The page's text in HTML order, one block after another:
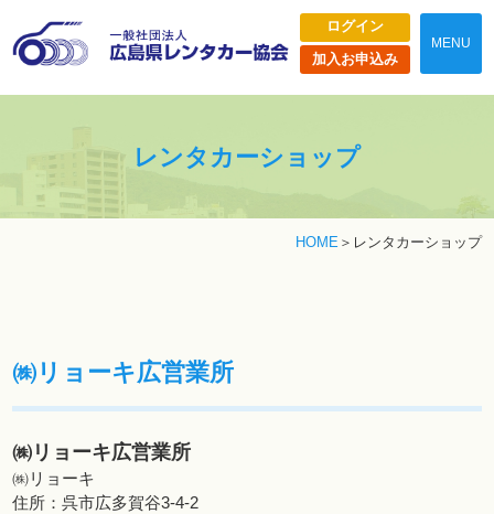
ログイン
加入お申込み
MENU
レンタカーショップ
HOME レンタカーショップ
㈱リョーキ広営業所
㈱リョーキ広営業所
㈱リョーキ
住所：呉市広多賀谷3-4-2